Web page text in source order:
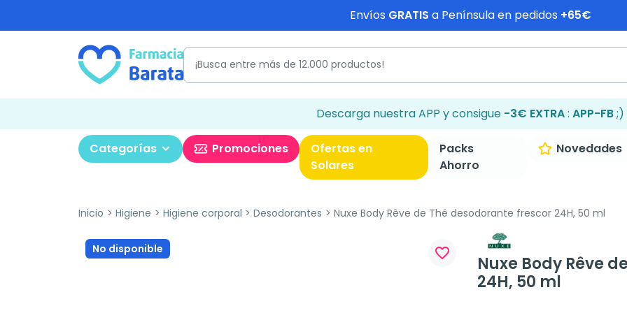
Envíos GRATIS a Península en pedidos +65€
Descarga nuestra APP y consigue -3€ EXTRA: APP-FB;)
Categorías Promociones
Ofertas en
Solares
Packs
Ahorro
Novedades
Inicio Higiene Higiene corporal Desodorantes Nuxe Body Rêve de Thé desodorante frescor 24H, 50 ml
No disponible favorite_border
Nuxe Body Rêve
24H, 50 ml